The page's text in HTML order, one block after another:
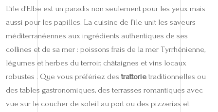
L’île d’Elbe est un paradis non seulement pour les yeux mais
aussi pour les papilles. La cuisine de l’île unit les saveurs
méditerranéennes aux ingrédients authentiques de ses
collines et de sa mer : poissons frais de la mer Tyrrhénienne,
légumes et herbes du terroir, châtaignes et vins locaux
robustes . Que vous préfériez des trattorie traditionnelles ou
des tables gastronomiques, des terrasses romantiques avec
vue sur le coucher de soleil au port ou des pizzerias et